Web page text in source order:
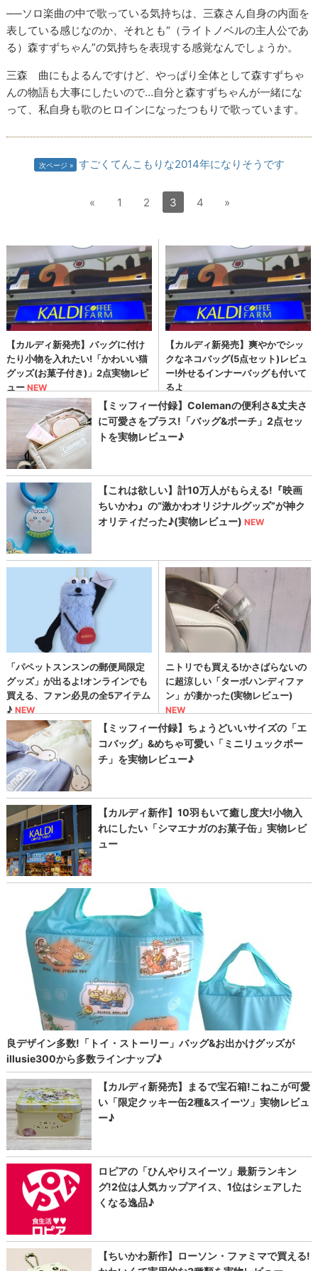
──ソロ楽曲の中で歌っている気持ちは、三森さん自身の内面を
表している感じなのか、それとも“（ライトノベルの主人公であ
る）森すずちゃん”の気持ちを表現する感覚なんでしょうか。
三森 曲にもよるんですけど、やっぱり全体として森すずちゃ
んの物語も大事にしたいので…自分と森すずちゃんが一緒にな
って、私自身も歌のヒロインになったつもりで歌っています。
次ページ すごくてんこもりな2014年になりそうです
« 1 2 3 4 »